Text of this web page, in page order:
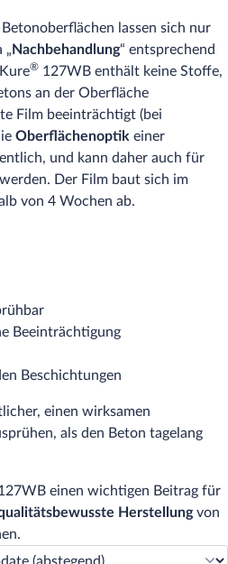
lassen sich nur
„ Nachbehandlung“ entsprechend
® 127WB enthält keine Stoffe,
an der Oberfläche
Film beeinträchtigt (bei
Oberflächenoptik einer
und kann daher auch für
Der Film baut sich im
von 4 Wochen ab.
Beeinträchtigung
Beschichtungen
einen wirksamen
als den Beton tagelang
einen wichtigen Beitrag für
Herstellungvon